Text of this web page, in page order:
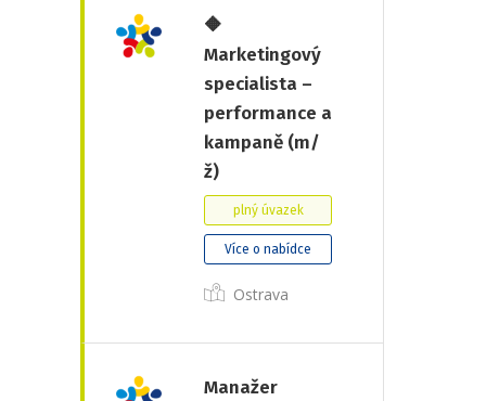
🔶
Marketingový
specialista –
performance a
kampaně (m/
ž)
plný úvazek
Více o nabídce
Ostrava
Manažer